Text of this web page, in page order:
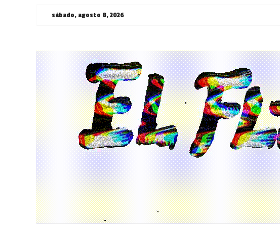
Saltarsábado, agosto 8, 2026
¯\_(ツ)_/
¯